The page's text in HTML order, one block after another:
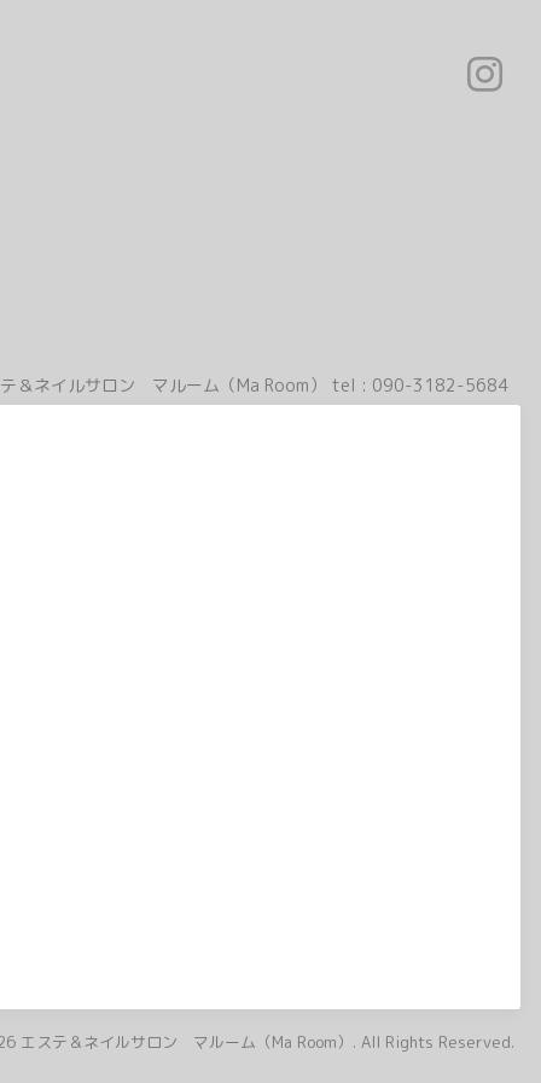
＆ネイルサロン マルーム（Ma Room） tel : 090-3182-5684
エステ＆ネイルサロン マルーム（Ma Room） . All Rights Reserved.